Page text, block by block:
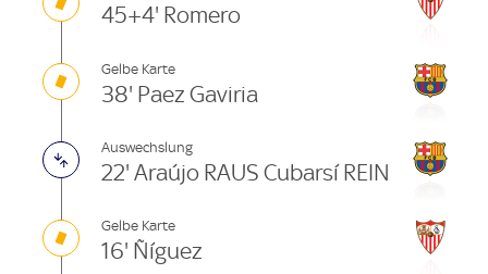
45+4' Romero
Gelbe Karte
38' Paez Gaviria
Auswechslung
22' Araújo RAUS Cubarsí REIN
Gelbe Karte
16' Ñíguez